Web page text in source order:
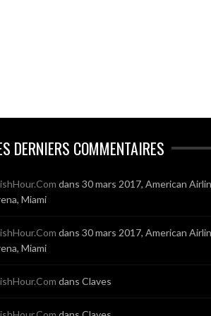
DERNIERS COMMENTAIRES
dans 30 mars 2017, American
Miami
dans 30 mars 2017, American
Miami
dans Claves